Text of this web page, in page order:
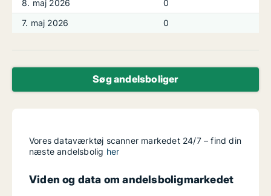
8. maj 2026
0
7. maj 2026
0
Søg andelsboliger
Vores dataværktøj scanner markedet 24/7 – find din
næste andelsbolig her
Viden og data om andelsboligmarkedet